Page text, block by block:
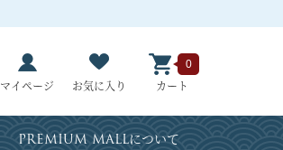
マイページ お気に入り カート
0
PREMIUM MALLについて